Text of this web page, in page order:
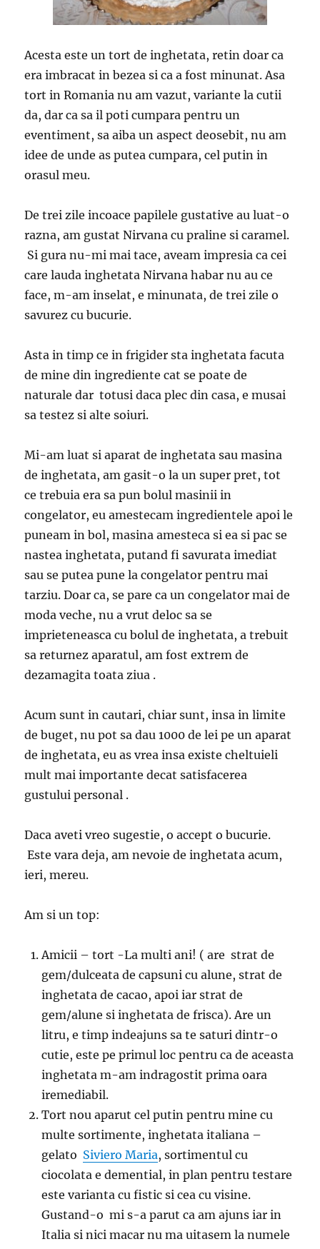
Acesta este un tort de inghetata, retin doar ca
era imbracat in bezea si ca a fost minunat. Asa
tort in Romania nu am vazut, variante la cutii
da, dar ca sa il poti cumpara pentru un
eventiment, sa aiba un aspect deosebit, nu am
idee de unde as putea cumpara, cel putin in
orasul meu.
De trei zile incoace papilele gustative au luat-o
razna, am gustat Nirvana cu praline si caramel.
Si gura nu-mi mai tace, aveam impresia ca cei
care lauda inghetata Nirvana habar nu au ce
face, m-am inselat, e minunata, de trei zile o
savurez cu bucurie.
Asta in timp ce in frigider sta inghetata facuta
de mine din ingrediente cat se poate de
naturale dar totusi daca plec din casa, e musai
sa testez si alte soiuri.
Mi-am luat si aparat de inghetata sau masina
de inghetata, am gasit-o la un super pret, tot
ce trebuia era sa pun bolul masinii in
congelator, eu amestecam ingredientele apoi le
puneam in bol, masina amesteca si ea si pac se
nastea inghetata, putand fi savurata imediat
sau se putea pune la congelator pentru mai
tarziu. Doar ca, se pare ca un congelator mai de
moda veche, nu a vrut deloc sa se
imprieteneasca cu bolul de inghetata, a trebuit
sa returnez aparatul, am fost extrem de
dezamagita toata ziua .
Acum sunt in cautari, chiar sunt, insa in limite
de buget, nu pot sa dau 1000 de lei pe un aparat
de inghetata, eu as vrea insa existe cheltuieli
mult mai importante decat satisfacerea
gustului personal .
Daca aveti vreo sugestie, o accept o bucurie.
Este vara deja, am nevoie de inghetata acum,
ieri, mereu.
Am si un top:
Amicii – tort -La multi ani! ( are strat de
gem/dulceata de capsuni cu alune, strat de
inghetata de cacao, apoi iar strat de
gem/alune si inghetata de frisca). Are un
litru, e timp indeajuns sa te saturi dintr-o
cutie, este pe primul loc pentru ca de aceasta
inghetata m-am indragostit prima oara
iremediabil.
Tort nou aparut cel putin pentru mine cu
multe sortimente, inghetata italiana –
gelato Siviero Maria, sortimentul cu
ciocolata e demential, in plan pentru testare
este varianta cu fistic si cea cu visine.
Gustand-o mi s-a parut ca am ajuns iar in
Italia si nici macar nu ma uitasem la numele